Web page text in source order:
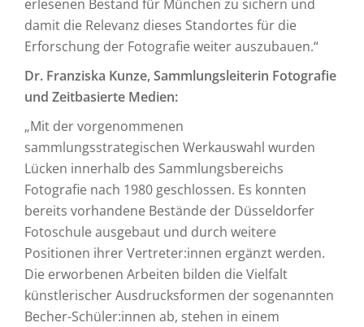
erlesenen Bestand für München zu sichern und
damit die Relevanz dieses Standortes für die
Erforschung der Fotografie weiter auszubauen.“
Dr. Franziska Kunze, Sammlungsleiterin Fotografie
und Zeitbasierte Medien:
„Mit der vorgenommenen
sammlungsstrategischen Werkauswahl wurden
Lücken innerhalb des Sammlungsbereichs
Fotografie nach 1980 geschlossen. Es konnten
bereits vorhandene Bestände der Düsseldorfer
Fotoschule ausgebaut und durch weitere
Positionen ihrer Vertreter:innen ergänzt werden.
Die erworbenen Arbeiten bilden die Vielfalt
künstlerischer Ausdrucksformen der sogenannten
Becher-Schüler:innen ab, stehen in einem